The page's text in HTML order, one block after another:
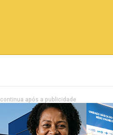
continua após a publicidade